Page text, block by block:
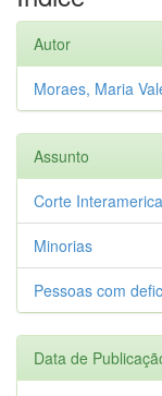
Autor
Moraes, Maria
Assunto
Corte
Minorias
Pessoas com
Data de